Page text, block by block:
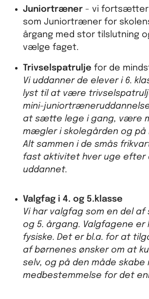
Juniortræner - vi fortsætter
som Juniortræner for
årgang med stor tilslutning
vælge faget.
Trivselspatrulje for de
Vi uddanner de elever i 6.
lyst til at være
mini-
at sætte lege i gang, være
mægler i skolegården og på
Alt sammen i de smås
fast aktivitet hver uge efter
uddannet.
Valgfag i 4. og 5.klasse
Vi har valgfag som en del af
og 5. årgang. Valgfagene er
fysiske. Det er bl.a. for at
af børnenes ønsker om at
selv, og på den måde skabe
medbestemmelse for det